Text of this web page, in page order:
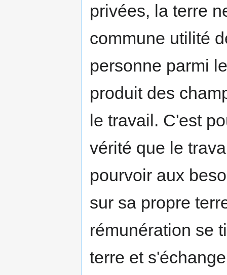
privées, la terre
commune utilité
personne parmi
produit des
le travail. C'est
vérité que le
pourvoir aux
sur sa propre
rémunération se
terre et